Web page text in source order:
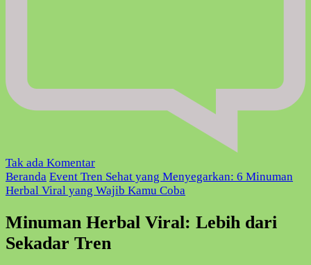
Tak ada Komentarpada
Tren
Sehat
Menyegarkan:
6
Minuman
Beranda Event Tren Sehat yang Menyegarkan: 6 Minuman
Herbal Viral yang Wajib Kamu Coba
Minuman Herbal Viral: Lebih dari
Sekadar Tren